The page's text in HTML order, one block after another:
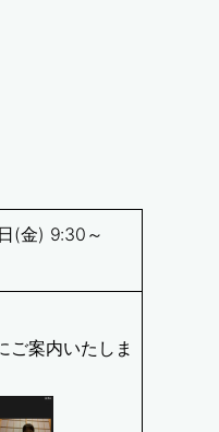
(金) 9:30～
ご案内いたしま